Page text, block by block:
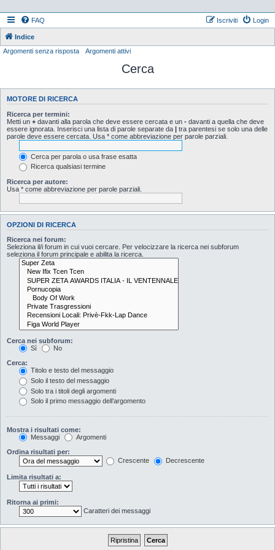
FAQ Login
Iscriviti
Indice
Argomenti senza risposta
Argomenti attivi
Cerca
MOTORE DI RICERCA
Ricerca per termini:
Metti un + davanti alla parola che deve essere cercata e un - davanti a quella che deve
essere ignorata. Inserisci una lista di parole separate da | tra parentesi se solo una delle
parole deve essere cercata. Usa * come abbreviazione per parole parziali.
Cerca per parola o usa frase esatta
Ricerca qualsiasi termine
Ricerca per autore:
Usa * come abbreviazione per parole parziali.
OPZIONI DI RICERCA
Ricerca nei forum:
Seleziona il/i forum in cui vuoi cercare. Per velocizzare la ricerca nei subforum
seleziona il forum principale e abilita la ricerca.
Cerca nei subforum:
Sì
No
Cerca:
Titolo e testo del messaggio
Solo il testo del messaggio
Solo tra i titoli degli argomenti
Solo il primo messaggio dell’argomento
Mostra i risultati come:
Messaggi
Argomenti
Ordina risultati per:
Crescente
Decrescente
Limita risultati a:
Ritorna ai primi:
Caratteri dei messaggi